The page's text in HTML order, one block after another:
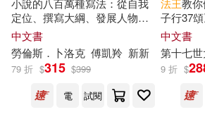
孔寒冰(2)
孫伯翔等（主編）(2)
孫元平(2) 孫寶文(2)
鷲峰出版社有限公司(5)
C major(4) Capriccio(4)
小說的八百萬種寫法：從自我
定位、撰寫大綱、發展人物情
節，到電子書與自出版
出版趨勢，愛倫坡獎終身
大師
獎得主卜洛克的60年寫作技藝
(全新增訂版)
中文書
勞倫斯．卜洛克 傅凱羚 新新
79 折 $315 $399
電
試閱
法王教
子行37
中文書
第十七
9 折 $